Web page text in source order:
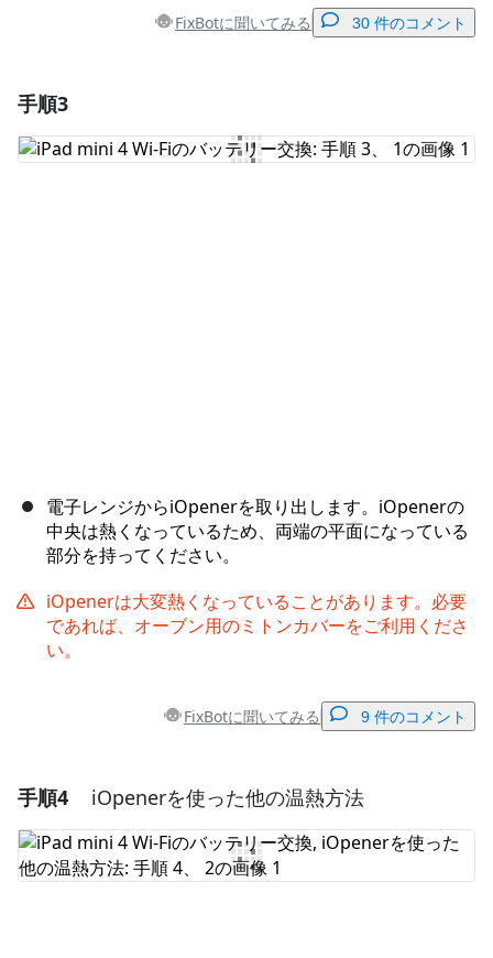
FixBotに聞いてみる 30 件のコメント
コメントを追加
手順3
電子レンジからiOpenerを取り出します。iOpenerの
中央は熱くなっているため、両端の平面になっている
部分を持ってください。
iOpenerは大変熱くなっていることがあります。必要
であれば、オーブン用のミトンカバーをご利用くださ
い。
FixBotに聞いてみる 9 件のコメント
コメントを追加
コメントを追加
手順4 iOpenerを使った他の温熱方法